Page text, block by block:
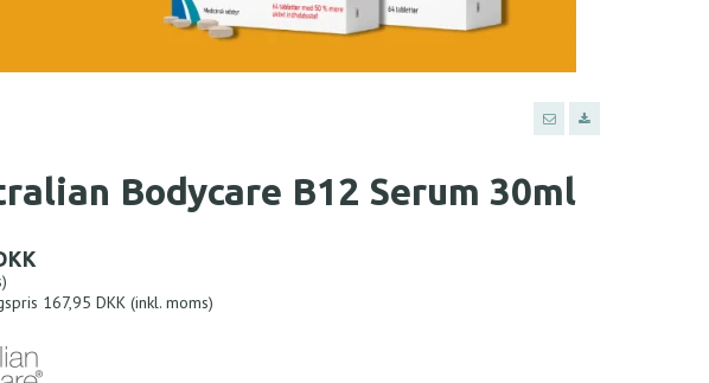
Bodycare B12 Serum 30ml
167,95 DKK (inkl. moms)